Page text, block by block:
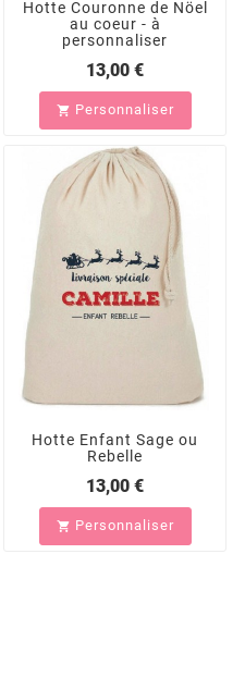
Hotte Couronne de Nöel
au coeur - à
personnaliser
13,00 €
 Personnaliser
Hotte Enfant Sage ou
Rebelle
13,00 €
 Personnaliser